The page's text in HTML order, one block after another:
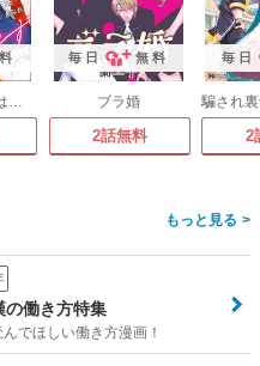
Love Lesson～はじめて、全部いただきます～
毎日 無料
ブラ婚
2話無料
毎日
2
>
の働き方特集
でほしい働き方漫画！